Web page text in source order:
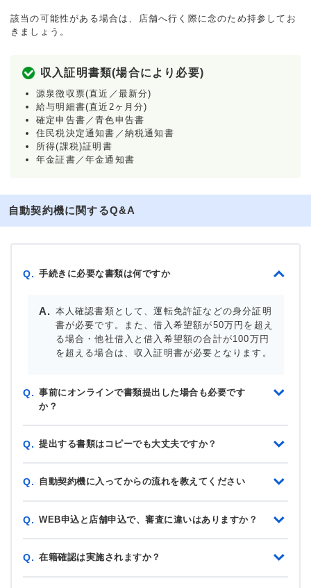
該当の可能性がある場合は、店舗へ行く際に念のため持参してお
きましょう。
収入証明書類(場合により必要)
源泉徴収票(直近／最新分)
給与明細書(直近2ヶ月分)
確定申告書／青色申告書
住民税決定通知書／納税通知書
所得(課税)証明書
年金証書／年金通知書
自動契約機に関するQ&A
Q. 手続きに必要な書類は何ですか
本人確認書類として、運転免許証などの身分証明
書が必要です。また、借入希望額が50万円を超え
る場合・他社借入と借入希望額の合計が100万円
を超える場合は、収入証明書が必要となります。
Q. 事前にオンラインで書類提出した場合も必要です
か？
Q. 提出する書類はコピーでも大丈夫ですか？
Q. 自動契約機に入ってからの流れを教えてください
Q. WEB申込と店舗申込で、審査に違いはありますか？
Q. 在籍確認は実施されますか？